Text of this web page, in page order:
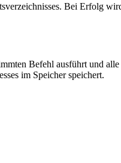
Bei Erfolg
Befehl ausführt und
im Speicher speichert.